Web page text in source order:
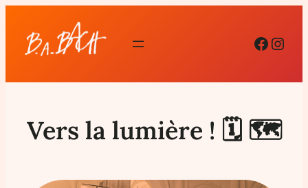
Vers la lumière ! 🗓 🗺